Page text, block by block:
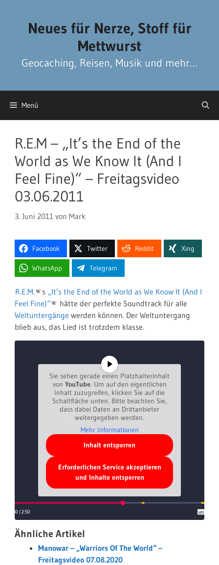
Neues für Nerze, Stoff für
Mettwurst
Geocaching, Reisen, Musik und mehr…
Menü
R.E.M – „It’s the End of the
World as We Know It (And I
Feel Fine)“ – Freitagsvideo
03.06.2011
3. Juni 2011 von Mark
Facebook Twitter Reddit Xing
WhatsApp Telegram
R.E.M. s „It’s the End of the World as We Know It (And I
Feel Fine)“
hätte der perfekte Soundtrack für alle
Weltuntergänge werden können. Der Weltuntergang
blieb aus, das Lied ist trotzdem klasse.
Sie sehen gerade einen Platzhalterinhalt
von YouTube. Um auf den eigentlichen
Inhalt zuzugreifen, klicken Sie auf die
Schaltfläche unten. Bitte beachten Sie,
dass dabei Daten an Drittanbieter
weitergegeben werden.
Mehr Informationen
Inhalt entsperren
Erforderlichen Service akzeptieren
und Inhalte entsperren
Ähnliche Artikel
Manowar – „Warriors Of The World“ –
Freitagsvideo 07.08.2020